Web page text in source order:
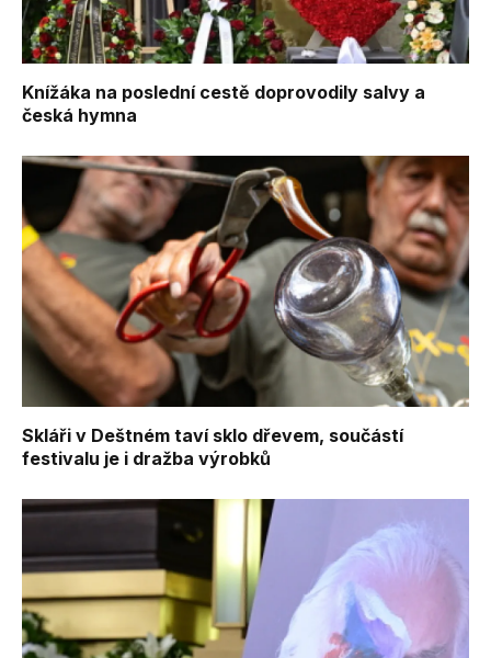
Knížáka na poslední cestě doprovodily salvy a
česká hymna
Skláři v Deštném taví sklo dřevem, součástí
festivalu je i dražba výrobků